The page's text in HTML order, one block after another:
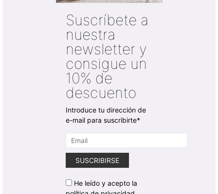
Suscríbete a
nuestra
newsletter y
consigue un
10% de
descuento
Introduce tu dirección de
e-mail para suscribirte*
He leído y acepto la